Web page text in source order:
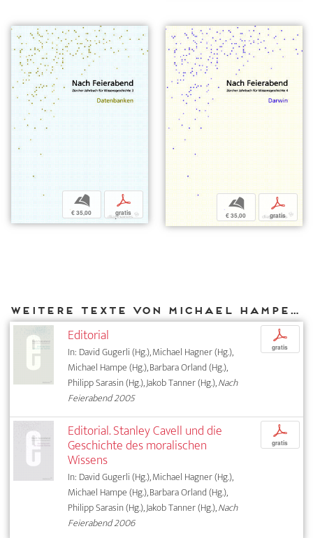
b
€ 35,00
p
gratis
b
€ 35,00
p
gratis
Weitere Texte von Michael Hampe bei DIAPHANES
Editorial
In: David Gugerli (Hg.), Michael Hagner (Hg.),
Michael Hampe (Hg.), Barbara Orland (Hg.),
Philipp Sarasin (Hg.), Jakob Tanner (Hg.),Nach
Feierabend 2005
p
gratis
Editorial. Stanley Cavell und die
Geschichte des moralischen
Wissens
In: David Gugerli (Hg.), Michael Hagner (Hg.),
Michael Hampe (Hg.), Barbara Orland (Hg.),
Philipp Sarasin (Hg.), Jakob Tanner (Hg.),Nach
Feierabend 2006
p
gratis